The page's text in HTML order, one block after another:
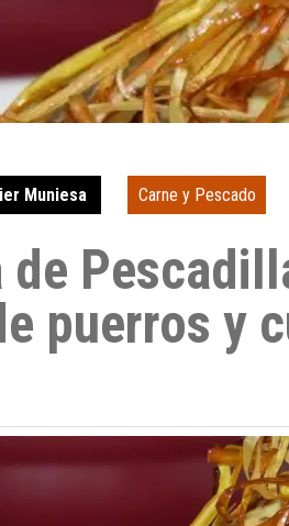
Muniesa Carne y Pescado
de
puerros y